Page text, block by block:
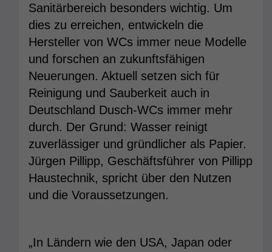
Sanitärbereich besonders wichtig. Um
dies zu erreichen, entwickeln die
Hersteller von WCs immer neue Modelle
und forschen an zukunftsfähigen
Neuerungen. Aktuell setzen sich für
Reinigung und Sauberkeit auch in
Deutschland Dusch-WCs immer mehr
durch. Der Grund: Wasser reinigt
zuverlässiger und gründlicher als Papier.
Jürgen Pillipp, Geschäftsführer von Pillipp
Haustechnik, spricht über den Nutzen
und die Voraussetzungen.
„In Ländern wie den USA, Japan oder